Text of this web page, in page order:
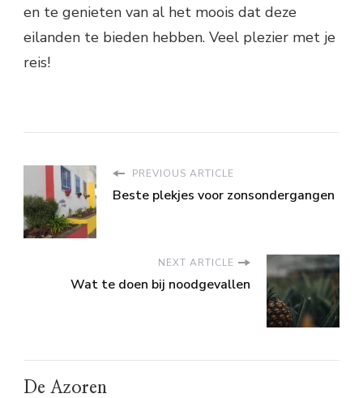
en te genieten van al het moois dat deze
eilanden te bieden hebben. Veel plezier met je
reis!
PREVIOUS ARTICLE
Beste plekjes voor zonsondergangen
NEXT ARTICLE
Wat te doen bij noodgevallen
De Azoren